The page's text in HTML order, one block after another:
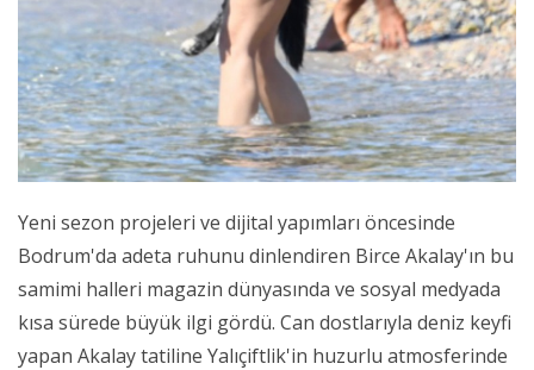
Yeni sezon projeleri ve dijital yapımları öncesinde
Bodrum'da adeta ruhunu dinlendiren Birce Akalay'ın bu
samimi halleri magazin dünyasında ve sosyal medyada
kısa sürede büyük ilgi gördü. Can dostlarıyla deniz keyfi
yapan Akalay tatiline Yalıçiftlik'in huzurlu atmosferinde